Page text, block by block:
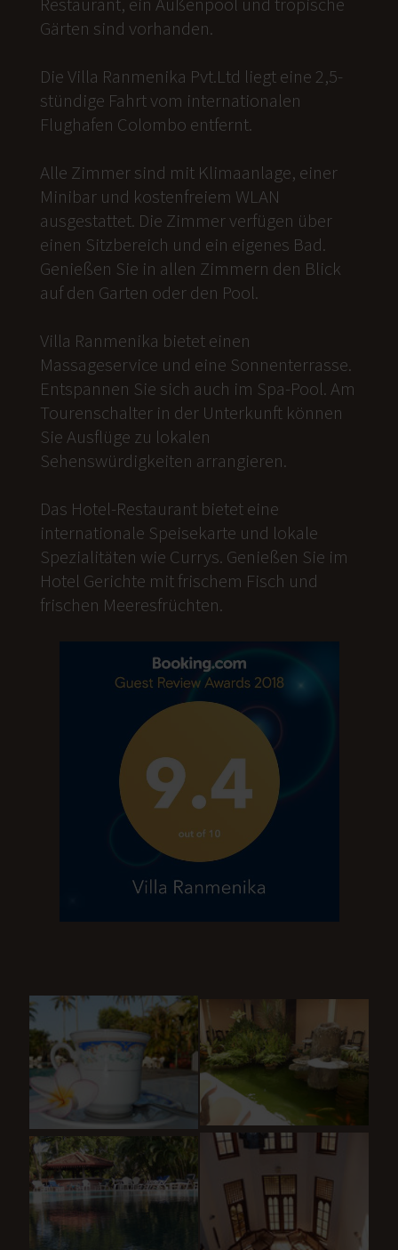
Gärten sind vorhanden.
Die Villa Ranmenika Pvt.Ltd liegt eine 2,5-
stündige Fahrt vom internationalen
Flughafen Colombo entfernt.
Alle Zimmer sind mit Klimaanlage, einer
Minibar und kostenfreiem WLAN
ausgestattet. Die Zimmer verfügen über
einen Sitzbereich und ein eigenes Bad.
Genießen Sie in allen Zimmern den Blick
auf den Garten oder den Pool.
Villa Ranmenika bietet einen
Massageservice und eine Sonnenterrasse.
Entspannen Sie sich auch im Spa-Pool. Am
Tourenschalter in der Unterkunft können
Sie Ausflüge zu lokalen
Sehenswürdigkeiten arrangieren.
Das Hotel-Restaurant bietet eine
internationale Speisekarte und lokale
Spezialitäten wie Currys. Genießen Sie im
Hotel Gerichte mit frischem Fisch und
frischen Meeresfrüchten.